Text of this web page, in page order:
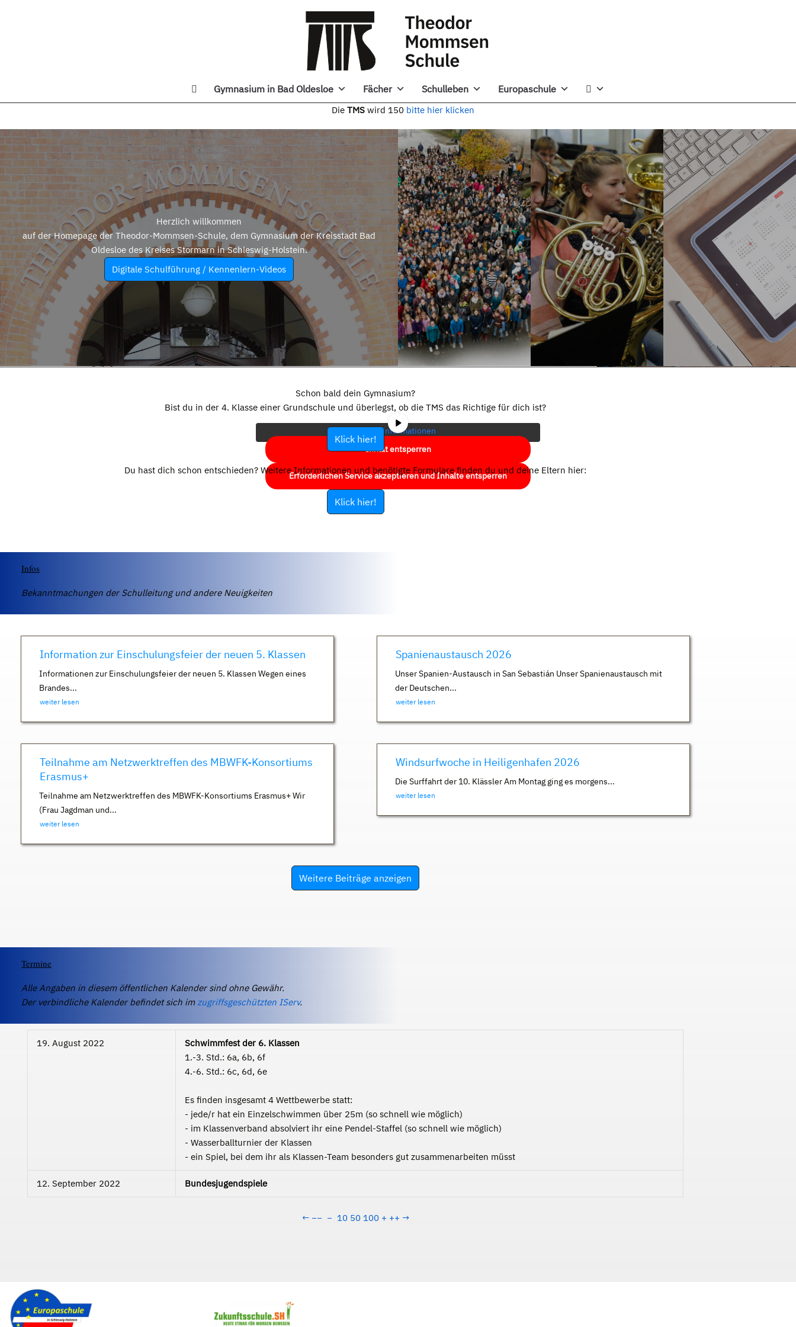
Gymnasium in Bad Oldesloe Fächer Schulleben Europaschule
Die TMS wird 150 bitte hier klicken
Herzlich willkommen
auf der Homepage der Theodor-Mommsen-Schule, dem Gymnasium der Kreisstadt Bad
Oldesloe des Kreises Stormarn in Schleswig-Holstein.
Digitale Schulführung / Kennenlern-Videos
eigentlichen Inhalt zuzugreifen, klicken Sie auf die Schaltfläche unten.
Bitte beachten Sie, dass dabei Daten an Drittanbieter weitergegeben
werden.
Mehr Informationen
Inhalt entsperren
Erforderlichen Service akzeptieren und Inhalte entsperren
Schon bald dein Gymnasium?
Bist du in der 4. Klasse einer Grundschule und überlegst, ob die TMS das Richtige für dich ist?
Klick hier!
Du hast dich schon entschieden? Weitere Informationen und benötigte Formulare finden du und deine Eltern hier:
Klick hier!
Infos
Bekanntmachungen der Schulleitung und andere Neuigkeiten
Information zur Einschulungsfeier der neuen 5. Klassen
Informationen zur Einschulungsfeier der neuen 5. Klassen Wegen eines
Brandes...
weiter lesen
Spanienaustausch 2026
Unser Spanien-Austausch in San Sebastián Unser Spanienaustausch mit
der Deutschen...
weiter lesen
Teilnahme am Netzwerktreffen des MBWFK-Konsortiums
Erasmus+
Teilnahme am Netzwerktreffen des MBWFK-Konsortiums Erasmus+ Wir
(Frau Jagdman und...
weiter lesen
Windsurfwoche in Heiligenhafen 2026
Die Surffahrt der 10. Klässler Am Montag ging es morgens...
weiter lesen
Weitere Beiträge anzeigen
Termine
Alle Angaben in diesem öffentlichen Kalender sind ohne Gewähr.
Der verbindliche Kalender befindet sich imzugriffsgeschützten IServ.
19. August 2022
Schwimmfest der 6. Klassen
1.-3. Std.: 6a, 6b, 6f
4.-6. Std.: 6c, 6d, 6e
Es finden insgesamt 4 Wettbewerbe statt:
- jede/r hat ein Einzelschwimmen über 25m (so schnell wie möglich)
- im Klassenverband absolviert ihr eine Pendel-Staffel (so schnell wie möglich)
- Wasserballturnier der Klassen
- ein Spiel, bei dem ihr als Klassen-Team besonders gut zusammenarbeiten müsst
12. September 2022 Bundesjugendspiele
← −− − 10 50 100 + ++ →